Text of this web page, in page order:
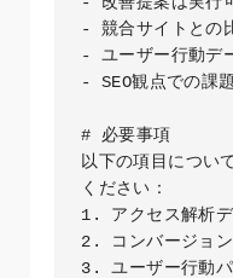
- 競合サイトとの
- ユーザー行動デ
- SEO観点での課
# 必要事項
以下の項目につい
ください：
1. アクセス解析
2. コンバージョ
3. ユーザー行動